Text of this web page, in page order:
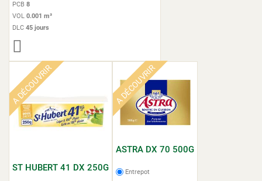
PCB 8
VOL 0.001 m³
DLC 45 jours
A DÉCOUVRIR
ST HUBERT 41 DX 250G
A DÉCOUVRIR
ASTRA DX 70 500G
Entrepot